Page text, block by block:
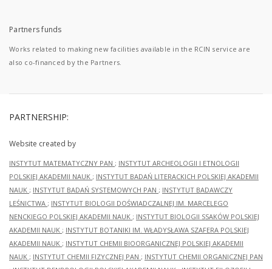
Partners funds
Works related to making new facilities available in the RCIN service are
also co-financed by the Partners.
PARTNERSHIP:
Website created by
INSTYTUT MATEMATYCZNY PAN ; INSTYTUT ARCHEOLOGII I ETNOLOGII
POLSKIEJ AKADEMII NAUK ; INSTYTUT BADAŃ LITERACKICH POLSKIEJ AKADEMII
NAUK ; INSTYTUT BADAŃ SYSTEMOWYCH PAN ; INSTYTUT BADAWCZY
LEŚNICTWA ; INSTYTUT BIOLOGII DOŚWIADCZALNEJ IM. MARCELEGO
NENCKIEGO POLSKIEJ AKADEMII NAUK ; INSTYTUT BIOLOGII SSAKÓW POLSKIEJ
AKADEMII NAUK ; INSTYTUT BOTANIKI IM. WŁADYSŁAWA SZAFERA POLSKIEJ
AKADEMII NAUK ; INSTYTUT CHEMII BIOORGANICZNEJ POLSKIEJ AKADEMII
NAUK ; INSTYTUT CHEMII FIZYCZNEJ PAN ; INSTYTUT CHEMII ORGANICZNEJ PAN